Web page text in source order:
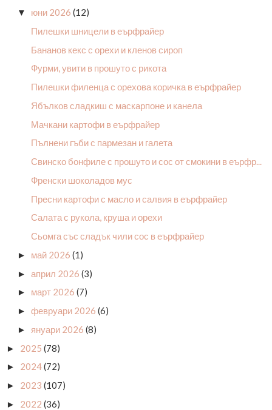
▼ юни 2026 (12)
Пилешки шницели в еърфрайер
Бананов кекс с орехи и кленов сироп
Фурми, увити в прошуто с рикота
Пилешки филенца с орехова коричка в еърфрайер
Ябълков сладкиш с маскарпоне и канела
Мачкани картофи в еърфрайер
Пълнени гъби с пармезан и галета
Свинско бонфиле с прошуто и сос от смокини в еърфр...
Френски шоколадов мус
Пресни картофи с масло и салвия в еърфрайер
Салата с рукола, круша и орехи
Сьомга със сладък чили сос в еърфрайер
► май 2026 (1)
► април 2026 (3)
► март 2026 (7)
► февруари 2026 (6)
► януари 2026 (8)
► 2025 (78)
► 2024(72)
► 2023 (107)
► 2022 (36)